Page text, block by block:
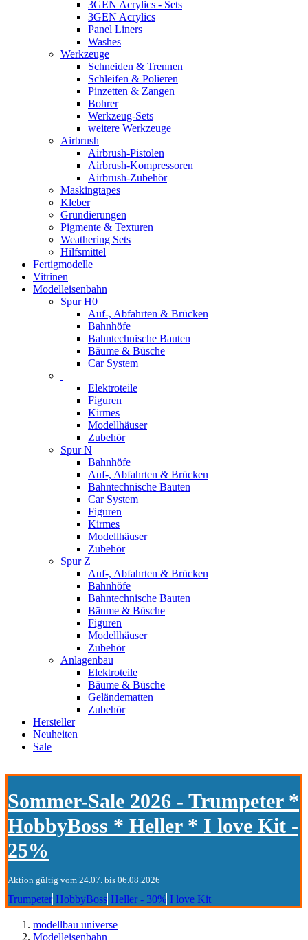
3GEN Acrylics - Sets
3GEN Acrylics
Panel Liners
Washes
Werkzeuge
Schneiden & Trennen
Schleifen & Polieren
Pinzetten & Zangen
Bohrer
Werkzeug-Sets
weitere Werkzeuge
Airbrush
Airbrush-Pistolen
Airbrush-Kompressoren
Airbrush-Zubehör
Maskingtapes
Kleber
Grundierungen
Pigmente & Texturen
Weathering Sets
Hilfsmittel
Fertigmodelle
Vitrinen
Modelleisenbahn
Spur H0
Auf-, Abfahrten & Brücken
Bahnhöfe
Bahntechnische Bauten
Bäume & Büsche
Car System
Elektroteile
Figuren
Kirmes
Modellhäuser
Zubehör
Spur N
Bahnhöfe
Auf-, Abfahrten & Brücken
Bahntechnische Bauten
Car System
Figuren
Kirmes
Modellhäuser
Zubehör
Spur Z
Auf-, Abfahrten & Brücken
Bahnhöfe
Bahntechnische Bauten
Bäume & Büsche
Figuren
Modellhäuser
Zubehör
Anlagenbau
Elektroteile
Bäume & Büsche
Geländematten
Zubehör
Hersteller
Neuheiten
Sale
Sommer-Sale 2026 - Trumpeter *
HobbyBoss * Heller * I love Kit -
25%
Aktion gültig vom 24.07. bis 06.08.2026
Trumpeter HobbyBoss Heller - 30% I love Kit
modellbau universe
Modelleisenbahn